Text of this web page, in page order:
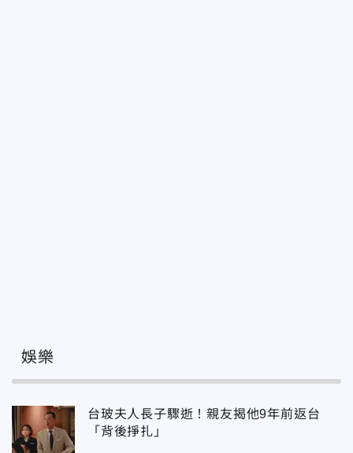
娛樂
台玻夫人長子驟逝！親友揭他9年前返台
「背後掙扎」